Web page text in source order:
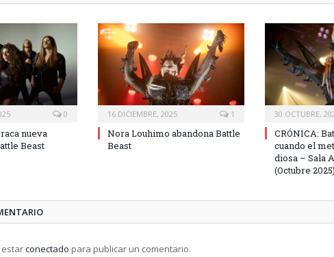
0
nueva
Beast
16 DICIEMBRE, 2025 1
Nora Louhimo abandona Battle
Beast
30 OCTUBRE,
CRÓNICA:
cuando el
diosa – Sala
(Octubre 2025)
estarconectado para publicar un comentario.